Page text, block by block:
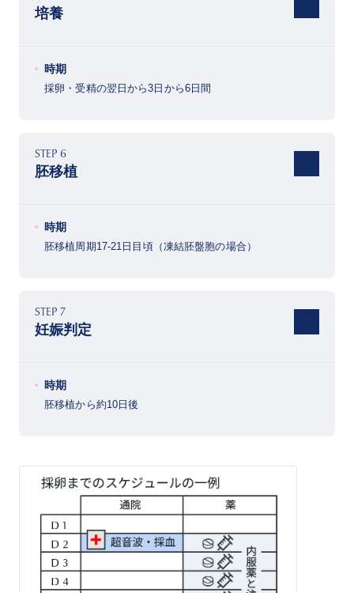
培養
時期
採卵・受精の翌日から3日から6日間
STEP 6
胚移植
時期
胚移植周期17-21日目頃（凍結胚盤胞の場合）
STEP 7
妊娠判定
時期
胚移植から約10日後